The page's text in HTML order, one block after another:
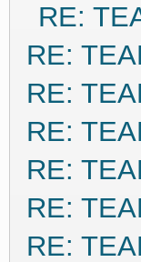
RE:
RE:
RE:
RE:
RE:
RE:
RE: